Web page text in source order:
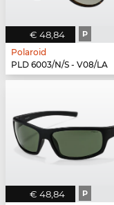
€ 48,84 P
Polaroid
PLD 6003/N/S - V08/LA
€ 48,84 P